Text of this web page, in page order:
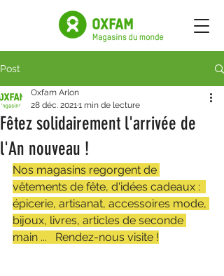
Post
Fêtez solidairement l'arrivée de
l'An nouveau !
Oxfam Arlon
28 déc. 20211 min de lecture
Nos magasins regorgent de
vêtements de fête, d'idées cadeaux :
épicerie, artisanat, accessoires mode,
bijoux, livres, articles de seconde
main ...   Rendez-nous visite !